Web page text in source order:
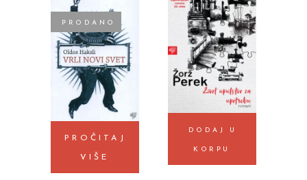
PRODANO
PROČITAJ
VIŠE
DODAJ U
KORPU